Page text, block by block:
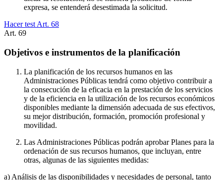
expresa, se entenderá desestimada la solicitud.
Hacer test Art. 68
Art. 69
Objetivos e instrumentos de la planificación
La planificación de los recursos humanos en las
Administraciones Públicas tendrá como objetivo contribuir a
la consecución de la eficacia en la prestación de los servicios
y de la eficiencia en la utilización de los recursos económicos
disponibles mediante la dimensión adecuada de sus efectivos,
su mejor distribución, formación, promoción profesional y
movilidad.
Las Administraciones Públicas podrán aprobar Planes para la
ordenación de sus recursos humanos, que incluyan, entre
otras, algunas de las siguientes medidas:
a) Análisis de las disponibilidades y necesidades de personal, tanto